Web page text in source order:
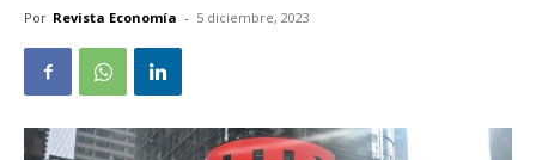
Por Revista Economía - 5 diciembre, 2023